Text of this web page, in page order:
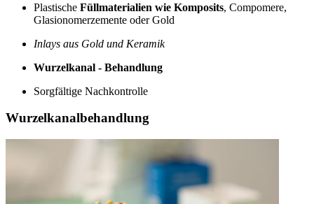
Plastische Füllmaterialien wie Komposits, Compomere,
Glasionomerzemente oder Gold
Inlays aus Gold und Keramik
Wurzelkanal - Behandlung
Sorgfältige Nachkontrolle
Wurzelkanalbehandlung